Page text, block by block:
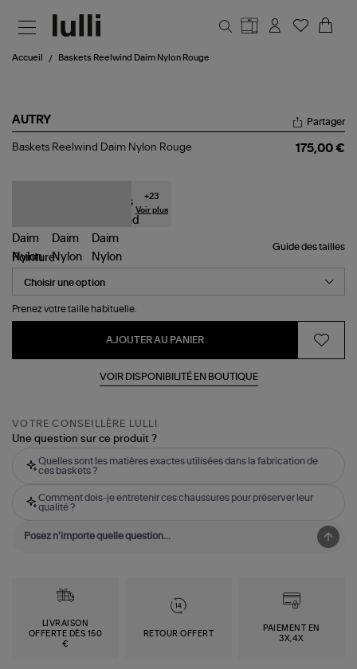
Accueil Baskets Reelwind Daim Nylon Rouge
AUTRY
Baskets
Partager
Baskets Reelwind Daim Nylon Rouge 175,00 €
+23
Voir plus
Guide des tailles
Pointure
Prenez votre taille habituelle.
AJOUTER AU PANIER
VOIR DISPONIBILITÉ EN BOUTIQUE
VOTRE CONSEILLÈRE LULLI
Une question sur ce produit ?
Quelles sont les matières exactes utilisées dans la fabrication de
ces baskets ?
Comment dois-je entretenir ces chaussures pour préserver leur
qualité ?
LIVRAISON
OFFERTE DÈS 150
€
RETOUR OFFERT
PAIEMENT EN
3X,4X